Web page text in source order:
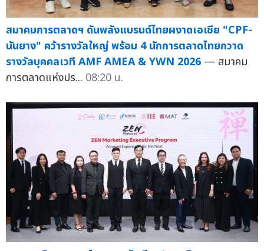
สมาคมการตลาดฯ ดันพลังแบรนด์ไทยผงาดเอเชีย "CPF-
นันยาง" คว้ารางวัลใหญ่ พร้อม 4 นักการตลาดไทยกวาด
รางวัลบุคคลเวที AMF AMEA & YWN 2026 — สมาคม
การตลาดแห่งปร... 08:20 น.